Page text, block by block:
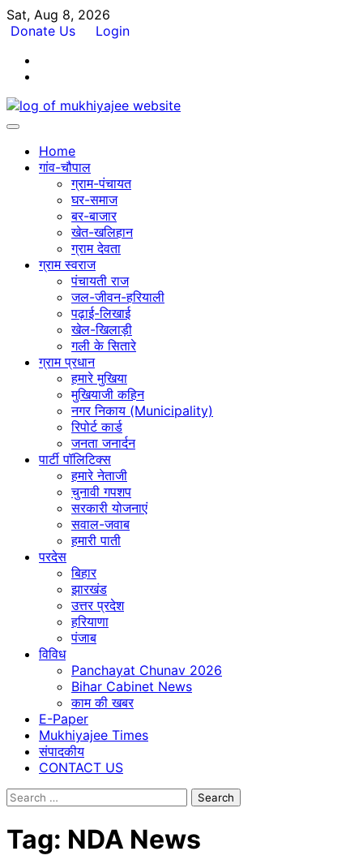
Skip
to
Sat, Aug 8, 2026
Donate Us
Login
Home
गांव-चौपाल
ग्राम-पंचायत
घर-समाज
बर-बाजार
खेत-खलिहान
ग्राम देवता
ग्राम स्वराज
पंचायती राज
जल-जीवन-हरियाली
पढ़ाई-लिखाई
खेल-खिलाड़ी
गली के सितारे
ग्राम प्रधान
हमारे मुखिया
मुखियाजी कहिन
नगर निकाय (Municipality)
रिपोर्ट कार्ड
जनता जनार्दन
पार्टी पॉलिटिक्स
हमारे नेताजी
चुनावी गपशप
सरकारी योजनाएं
सवाल-जवाब
हमारी पाती
परदेस
बिहार
झारखंड
उत्तर प्रदेश
हरियाणा
पंजाब
विविध
Panchayat Chunav 2026
Bihar Cabinet News
काम की खबर
E-Paper
Mukhiyajee Times
संपादकीय
CONTACT US
Search
Tag: NDA News